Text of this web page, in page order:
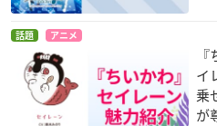
話題 アニメ
イ
乗
が